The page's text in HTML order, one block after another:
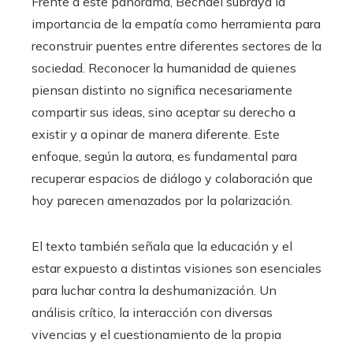
importancia de la empatía como herramienta para
reconstruir puentes entre diferentes sectores de la
sociedad. Reconocer la humanidad de quienes
piensan distinto no significa necesariamente
compartir sus ideas, sino aceptar su derecho a
existir y a opinar de manera diferente. Este
enfoque, según la autora, es fundamental para
recuperar espacios de diálogo y colaboración que
hoy parecen amenazados por la polarización.
El texto también señala que la educación y el
estar expuesto a distintas visiones son esenciales
para luchar contra la deshumanización. Un
análisis crítico, la interacción con diversas
vivencias y el cuestionamiento de la propia